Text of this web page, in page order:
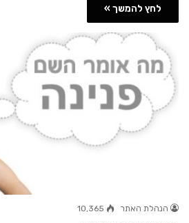
לחץ להמשך »
הנהלת האתר 10,365